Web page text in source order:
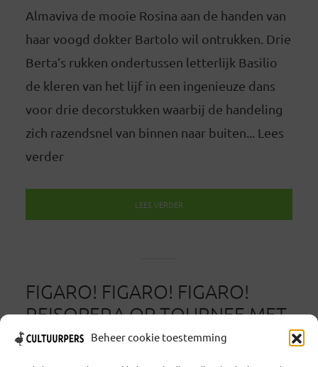
Beheer cookie toestemming
Almaviva de mooie Rosina aan de handen van
haar voogd dokter Bartolo wil ontrukken. Drie
Berta’s rukken ondertussen letterlijk Basilio
de kleren van het lijf in een ingenieuze dans
voor drie decorstukken waarbij de handeling
zich razendsnel van binnen naar buiten... Lees
verder
LEES VERDER
FIGARO! FIGARO! FIGARO!
REISOPERA OP TOURNEE MET
ROSSINI’S MEESTERWERK OP